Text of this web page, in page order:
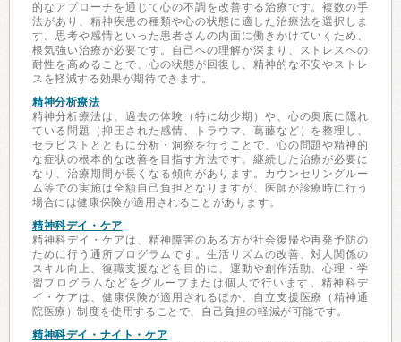
的なアプローチを通じて心の不調を改善する治療です。複数の手
法があり、精神疾患の種類や心の状態に適した治療法を選択しま
す。思考や感情といった患者さんの内面に働きかけていくため、
根気強い治療が必要です。自己への理解が深まり、ストレスへの
耐性を高めることで、心の状態が回復し、精神的な不安やストレ
スを軽減する効果が期待できます。
精神分析療法
精神分析療法は、過去の体験（特に幼少期）や、心の奥底に隠れ
ている問題（抑圧された感情、トラウマ、葛藤など）を整理し、
セラピストとともに分析・洞察を行うことで、心の問題や精神的
な症状の根本的な改善を目指す方法です。継続した治療が必要に
なり、治療期間が長くなる傾向があります。カウンセリングルー
ム等での実施は全額自己負担となりますが、医師が診療時に行う
場合には健康保険が適用されることがあります。
精神科デイ・ケア
精神科デイ・ケアは、精神障害のある方が社会復帰や再発予防の
ために行う通所プログラムです。生活リズムの改善、対人関係の
スキル向上、復職支援などを目的に、運動や創作活動、心理・学
習プログラムなどをグループまたは個人で行います。精神科デ
イ・ケアは、健康保険が適用されるほか、自立支援医療（精神通
院医療）制度を使用することで、自己負担の軽減が可能です。
精神科デイ・ナイト・ケア